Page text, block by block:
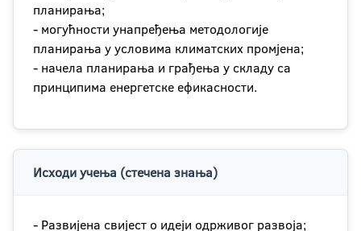
планирања;
- могућности унапређења методологије
планирања у условима климатских промјена;
- начела планирања и грађења у складу са
принципима енергетске ефикасности.
Исходи учења (стечена знања)
- Развијена свијест о идеји одрживог развоја;